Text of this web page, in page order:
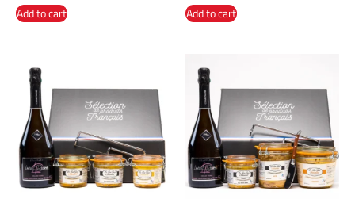
Add to cart Add to cart